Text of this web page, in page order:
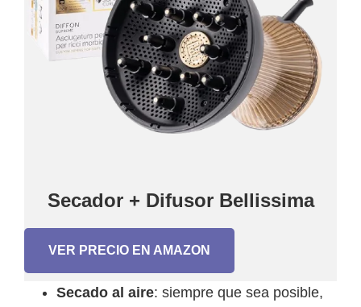
Secador + Difusor Bellissima
VER PRECIO EN AMAZON
Secado al aire: siempre que sea posible,